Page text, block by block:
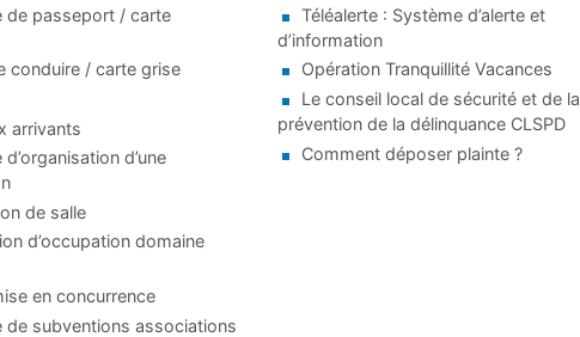
de passeport / carte
conduire / carte grise
arrivants
d’une
de salle
d’occupation domaine
en concurrence
de subventions associations
Téléalerte : Système d’alerte et
d’information
Opération Tranquillité Vacances
Le conseil local de sécurité et de la
prévention de la délinquance CLSPD
Comment déposer plainte ?